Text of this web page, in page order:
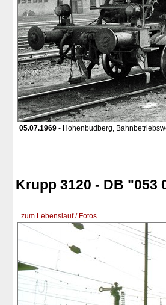
05.07.1969- Hohenbudberg,
Krupp 3120 - DB "053
zum Lebenslauf / Fotos